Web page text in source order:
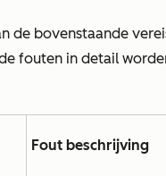
de bovenstaande
fouten in detail
Fout beschrijving